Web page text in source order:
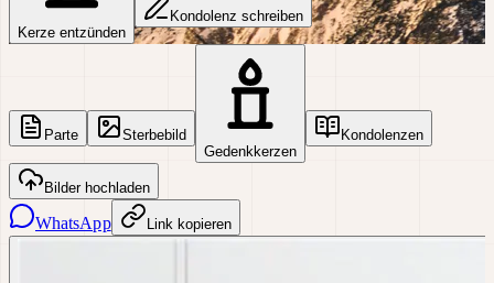
Kerze entzünden
Kondolenz schreiben
Parte
Sterbebild
Gedenkkerzen
Kondolenzen
Bilder hochladen
WhatsApp Link kopieren